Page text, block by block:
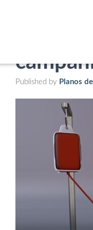
Junho
Published by Planos